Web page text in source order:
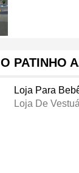
O PATINHO
Loja Para
Loja De